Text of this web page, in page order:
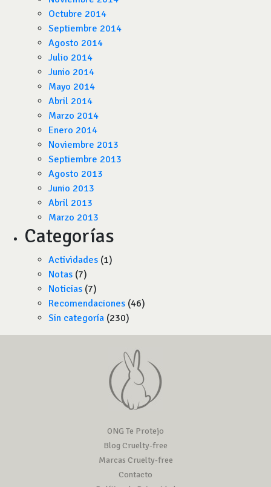
Octubre 2014
Septiembre 2014
Agosto 2014
Julio 2014
Junio 2014
Mayo 2014
Abril 2014
Marzo 2014
Enero 2014
Noviembre 2013
Septiembre 2013
Agosto 2013
Junio 2013
Abril 2013
Marzo 2013
Categorías
Actividades (1)
Notas (7)
Noticias (7)
Recomendaciones (46)
Sin categoría (230)
ONG Te Protejo
Blog Cruelty-free
Marcas Cruelty-free
Contacto